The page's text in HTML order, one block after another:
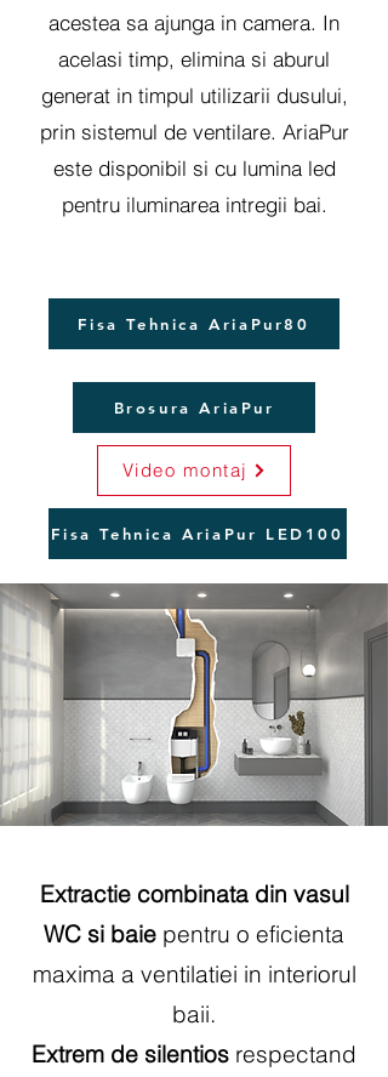
acestea sa ajunga in camera. In
acelasi timp, elimina si aburul
generat in timpul utilizarii dusului,
prin sistemul de ventilare. AriaPur
este disponibil si cu lumina led
pentru iluminarea intregii bai.
Fisa Tehnica AriaPur80
Brosura AriaPur
Video montaj
Fisa Tehnica AriaPur LED100
Extractie combinata din vasul
WC si baie pentru o eficienta
maxima a ventilatiei in interiorul
baii.
Extrem de silentios respectand